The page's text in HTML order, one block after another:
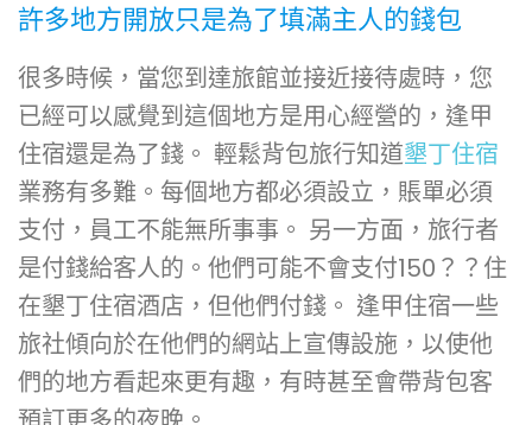
許多地方開放只是為了填滿主人的錢包
很多時候，當您到達旅館並接近接待處時，您
已經可以感覺到這個地方是用心經營的，逢甲
住宿還是為了錢。 輕鬆背包旅行知道墾丁住宿
業務有多難。每個地方都必須設立，賬單必須
支付，員工不能無所事事。 另一方面，旅行者
是付錢給客人的。他們可能不會支付150？？住
在墾丁住宿酒店，但他們付錢。 逢甲住宿一些
旅社傾向於在他們的網站上宣傳設施，以使他
們的地方看起來更有趣，有時甚至會帶背包客